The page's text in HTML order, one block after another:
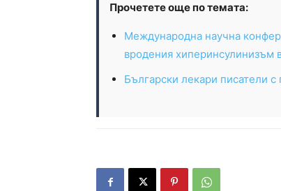
Прочетете още по темата:
Международна научна
вродения хиперинсулинизъм
Български лекари писатели